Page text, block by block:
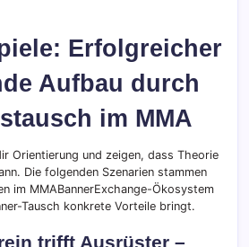
Erfolgreicher
Aufbau durch
im MMA
Orientierung und zeigen, dass Theorie
Die folgenden Szenarien stammen
im MMABannerExchange-Ökosystem
Tausch konkrete Vorteile bringt.
trifft Ausrüster –